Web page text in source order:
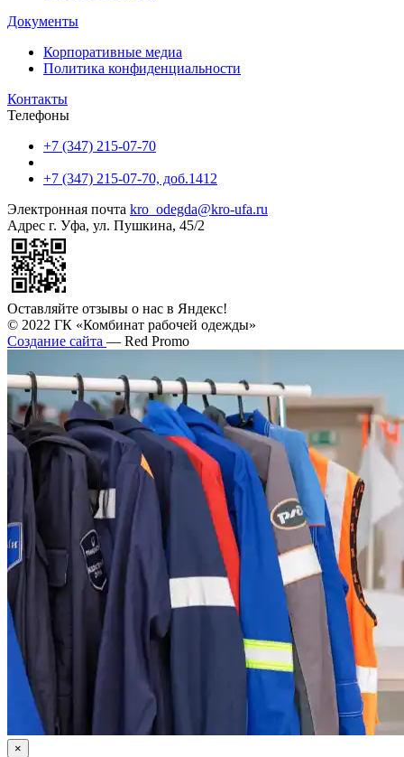
Документы
Корпоративные медиа
Политика конфиденциальности
Контакты
Телефоны
+7 (347) 215-07-70
+7 (347) 215-07-70, доб.1412
Электронная почта kro_odegda@kro-ufa.ru
Адрес г. Уфа, ул. Пушкина, 45/2
Оставляйте отзывы о нас в Яндекс!
© 2022 ГК «Комбинат рабочей одежды»
Создание сайта — Red Promo
×